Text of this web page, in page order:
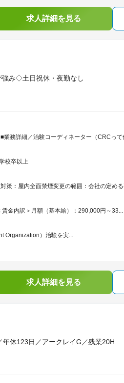
求人詳細を見る
強み◇土日祝休・夜勤なし
業務詳細／治験コーディネーター（CRCって
校卒以上
策：屋内全面禁煙変更の範囲：会社の定め
金内訳＞月額（基本給）：290,000円～33...
Organization）治験を実...
求人詳細を見る
休123日／アークレイG／残業20H